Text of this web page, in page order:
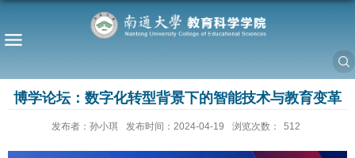
博学论坛：数字化转型背景下的智能技术与教育变革
发布者：孙小琪 发布时间：2024-04-19 浏览次数： 512